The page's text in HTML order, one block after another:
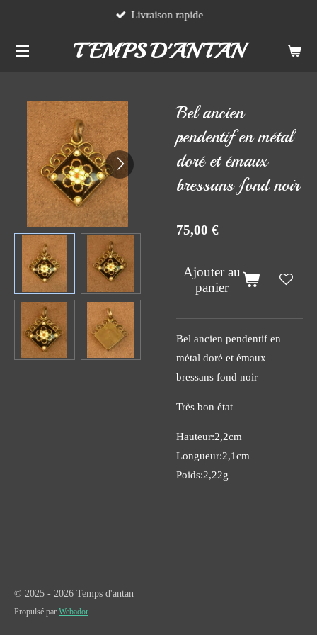
contenu
TEMPS D'ANTAN
Livraison rapide
Bel ancien
pendentif en métal
doré et émaux
bressans fond noir
75,00 €
Ajouter au
panier
Bel ancien pendentif en
métal doré et émaux
bressans fond noir
Très bon état
Hauteur:2,2cm
Longueur:2,1cm
Poids:2,22g
© 2025 - 2026 Temps d'antan
Propulsé par Webador